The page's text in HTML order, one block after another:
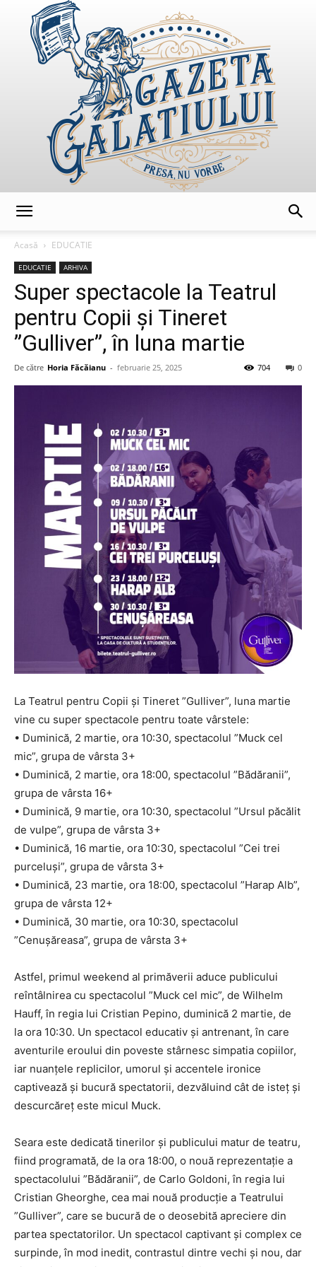
Acasă
EDUCATIE
EDUCATIE ARHIVA
Super spectacole la Teatrul
pentru Copii și Tineret
”Gulliver”, în luna martie
De către Horia Făcăianu - februarie 25, 2025 0
704
La Teatrul pentru Copii și Tineret ”Gulliver”, luna martie
vine cu super spectacole pentru toate vârstele:
• Duminică, 2 martie, ora 10:30, spectacolul ”Muck cel
mic”, grupa de vârsta 3+
• Duminică, 2 martie, ora 18:00, spectacolul ”Bădăranii”,
grupa de vârsta 16+
• Duminică, 9 martie, ora 10:30, spectacolul ”Ursul păcălit
de vulpe”, grupa de vârsta 3+
• Duminică, 16 martie, ora 10:30, spectacolul ”Cei trei
purceluși”, grupa de vârsta 3+
• Duminică, 23 martie, ora 18:00, spectacolul ”Harap Alb”,
grupa de vârsta 12+
• Duminică, 30 martie, ora 10:30, spectacolul
”Cenușăreasa”, grupa de vârsta 3+
Astfel, primul weekend al primăverii aduce publicului
reîntâlnirea cu spectacolul ”Muck cel mic”, de Wilhelm
Hauff, în regia lui Cristian Pepino, duminică 2 martie, de
la ora 10:30. Un spectacol educativ și antrenant, în care
aventurile eroului din poveste stârnesc simpatia copiilor,
iar nuanțele replicilor, umorul și accentele ironice
captivează și bucură spectatorii, dezvăluind cât de isteț și
descurcăreț este micul Muck.
Seara este dedicată tinerilor și publicului matur de teatru,
fiind programată, de la ora 18:00, o nouă reprezentație a
spectacolului ”Bădăranii”, de Carlo Goldoni, în regia lui
Cristian Gheorghe, cea mai nouă producție a Teatrului
”Gulliver”, care se bucură de o deosebită apreciere din
partea spectatorilor. Un spectacol captivant și complex ce
surpinde, în mod inedit, contrastul dintre vechi și nou, dar